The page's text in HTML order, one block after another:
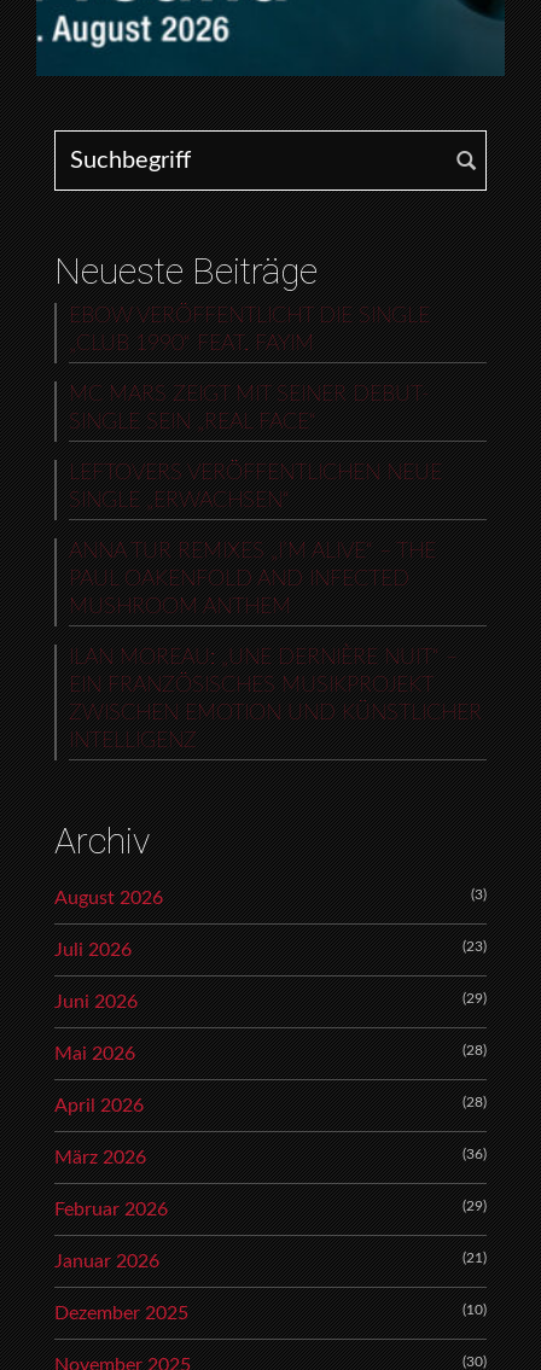
Search for:
Neueste Beiträge
EBOW VERÖFFENTLICHT DIE SINGLE
„CLUB 1990“ FEAT. FAYIM
MC MARS ZEIGT MIT SEINER DEBUT-
SINGLE SEIN „REAL FACE“
LEFTOVERS VERÖFFENTLICHEN NEUE
SINGLE „ERWACHSEN“
ANNA TUR REMIXES „I’M ALIVE“ – THE
PAUL OAKENFOLD AND INFECTED
MUSHROOM ANTHEM
ILAN MOREAU: „UNE DERNIÈRE NUIT“ –
EIN FRANZÖSISCHES MUSIKPROJEKT
ZWISCHEN EMOTION UND KÜNSTLICHER
INTELLIGENZ
Archiv
August 2026 (3)
Juli 2026 (23)
Juni 2026 (29)
Mai 2026 (28)
April 2026 (28)
März 2026 (36)
Februar 2026 (29)
Januar 2026 (21)
Dezember 2025 (10)
November 2025 (30)